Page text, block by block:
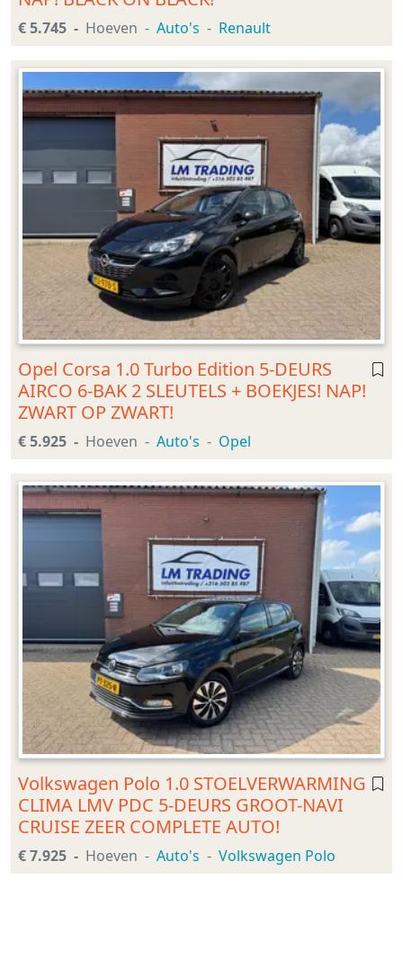
€ 5.745 Hoeven Auto's Renault
Opel Corsa 1.0 Turbo Edition 5-DEURS
AIRCO 6-BAK 2 SLEUTELS + BOEKJES! NAP!
ZWART OP ZWART!
€ 5.925 Hoeven Auto's Opel
Volkswagen Polo 1.0 STOELVERWARMING
CLIMA LMV PDC 5-DEURS GROOT-NAVI
CRUISE ZEER COMPLETE AUTO!
€ 7.925 Hoeven Auto's Volkswagen Polo